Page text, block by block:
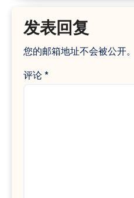
发表回复
您的邮箱地址不会被公开。
评论 *